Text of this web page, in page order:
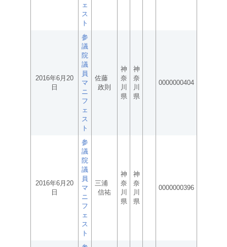
ェ
ス
ト
2016年6月20
日
参
議
院
議
員
マ
ニ
フ
ェ
ス
ト
佐藤
政則
神
奈
川
県
神
奈
川
県
0000000404
2016年6月20
日
参
議
院
議
員
マ
ニ
フ
ェ
ス
ト
三浦
信祐
神
奈
川
県
神
奈
川
県
0000000396